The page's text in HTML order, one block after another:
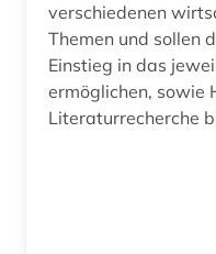
verschiedenen
Themen und sollen
Einstieg in das
ermöglichen, sowie
Literaturrecherche